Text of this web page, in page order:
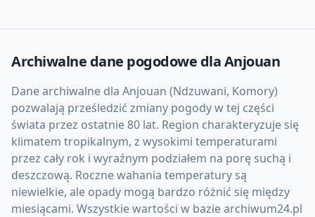
Archiwalne dane pogodowe dlaAnjouan
Dane archiwalne dla Anjouan (Ndzuwani, Komory)
pozwalają prześledzić zmiany pogody w tej części
świata przez ostatnie 80 lat. Region charakteryzuje się
klimatem tropikalnym, z wysokimi temperaturami
przez cały rok i wyraźnym podziałem na porę suchą i
deszczową. Roczne wahania temperatury są
niewielkie, ale opady mogą bardzo różnić się między
miesiącami. Wszystkie wartości w bazie archiwum24.pl